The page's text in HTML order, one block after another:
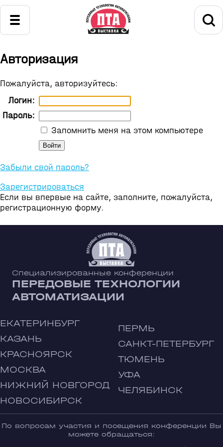
Авторизация
Пожалуйста, авторизуйтесь:
Логин:
Пароль:
Запомнить меня на этом компьютере
Забыли свой пароль?
Зарегистрироваться
Если вы впервые на сайте, заполните, пожалуйста,
регистрационную форму.
Специализированные конференции
ПЕРЕДОВЫЕ ТЕХНОЛОГИИ
АВТОМАТИЗАЦИИ
ЕКАТЕРИНБУРГ
КАЗАНЬ
КРАСНОЯРСК
МОСКВА
НИЖНИЙ НОВГОРОД
НОВОСИБИРСК
ПЕРМЬ
САНКТ-ПЕТЕРБУРГ
ТЮМЕНЬ
УФА
ЧЕЛЯБИНСК
По вопросам участия и посещения конференции Вы
можете обращаться: